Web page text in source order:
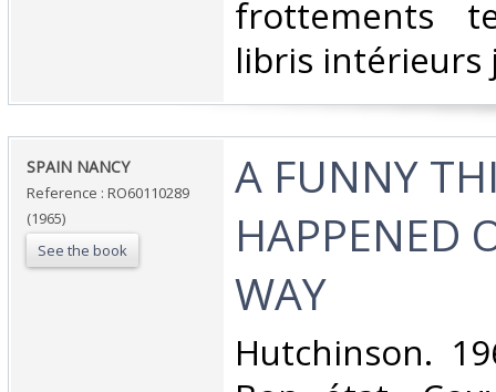
frottements
libris intérieurs
‎SPAIN NANCY‎
Reference : RO60110289
(1965)
See the book
‎A FUNNY
HAPPENED
WAY‎
‎Hutchinson.